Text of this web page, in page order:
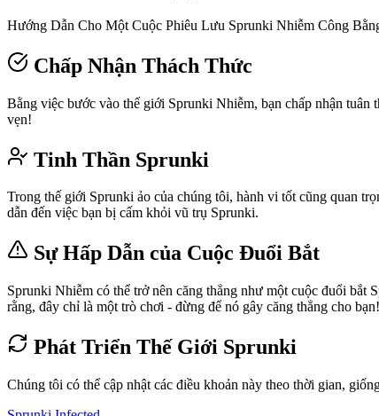
Hướng Dẫn Cho Một Cuộc Phiêu Lưu Sprunki Nhiễm Công
Chấp Nhận Thách Thức
Bằng việc bước vào thế giới Sprunki Nhiễm, bạn chấp nhận tuân
vẹn!
Tinh Thần Sprunki
Trong thế giới Sprunki ảo của chúng tôi, hành vi tốt cũng quan
dẫn đến việc bạn bị cấm khỏi vũ trụ Sprunki.
Sự Hấp Dẫn của Cuộc Đuổi Bắt
Sprunki Nhiễm có thể trở nên căng thẳng như một cuộc đuổi bắt
rằng, đây chỉ là một trò chơi - đừng để nó gây căng thẳng cho bạn!
Phát Triển Thế Giới Sprunki
Chúng tôi có thể cập nhật các điều khoản này theo thời gian,